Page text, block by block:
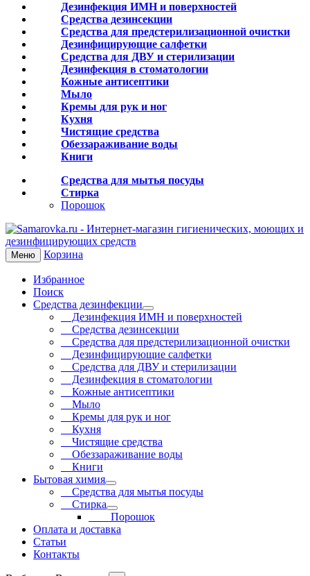
Дезинфекция ИМН и поверхностей
Средства дезинсекции
Средства для предстерилизационной очистки
Дезинфицирующие салфетки
Средства для ДВУ и cтерилизации
Дезинфекция в стоматологии
Кожные антисептики
Мыло
Кремы для рук и ног
Кухня
Чистящие средства
Обеззараживание воды
Книги
Средства для мытья посуды
Стирка
Порошок
Меню Корзина
Избранное
Поиск
Средства дезинфекции
Дезинфекция ИМН и поверхностей
Средства дезинсекции
Средства для предстерилизационной очистки
Дезинфицирующие салфетки
Средства для ДВУ и cтерилизации
Дезинфекция в стоматологии
Кожные антисептики
Мыло
Кремы для рук и ног
Кухня
Чистящие средства
Обеззараживание воды
Книги
Бытовая химия
Средства для мытья посуды
Стирка
Порошок
Оплата и доставка
Статьи
Контакты